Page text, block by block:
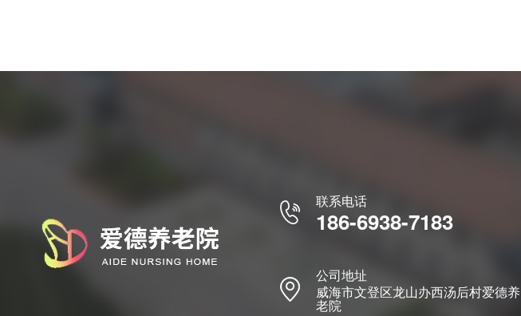
联系电话
186-6938-7183
公司地址
威海市文登区龙山办西汤后村爱德养
老院